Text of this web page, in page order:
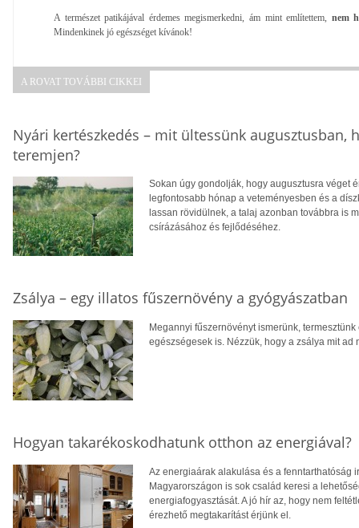
A természet patikájával érdemes megismerkedni, ám mint említettem, nem
Mindenkinek jó egészséget kívánok!
A ROVAT TOVÁBBI CIKKEI
Nyári kertészkedés – mit ültessünk augusztusban,
teremjen?
Sokan úgy gondolják, hogy augusztusra véget
legfontosabb hónap a veteményesben és a
lassan rövidülnek, a talaj azonban továbbra is
csírázásához és fejlődéséhez.
Zsálya – egy illatos fűszernövény a gyógyászatban
Megannyi fűszernövényt ismerünk,
egészségesek is. Nézzük, hogy a zsálya mit ad
Hogyan takarékoskodhatunk otthon az energiával?
Az energiaárak alakulása és a fenntarthatóság
Magyarországon is sok család keresi a
energiafogyasztását. A jó hír az, hogy nem
érezhető megtakarítást érjünk el.